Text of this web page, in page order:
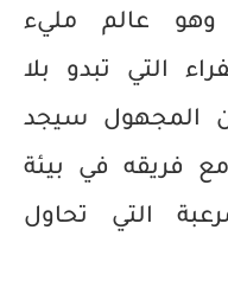
عالم مليء
التي تبدو بلا
المجهول سيجد
فريقه في بيئة
التي تحاول